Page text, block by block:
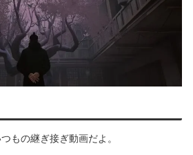
もの継ぎ接ぎ動画だよ。